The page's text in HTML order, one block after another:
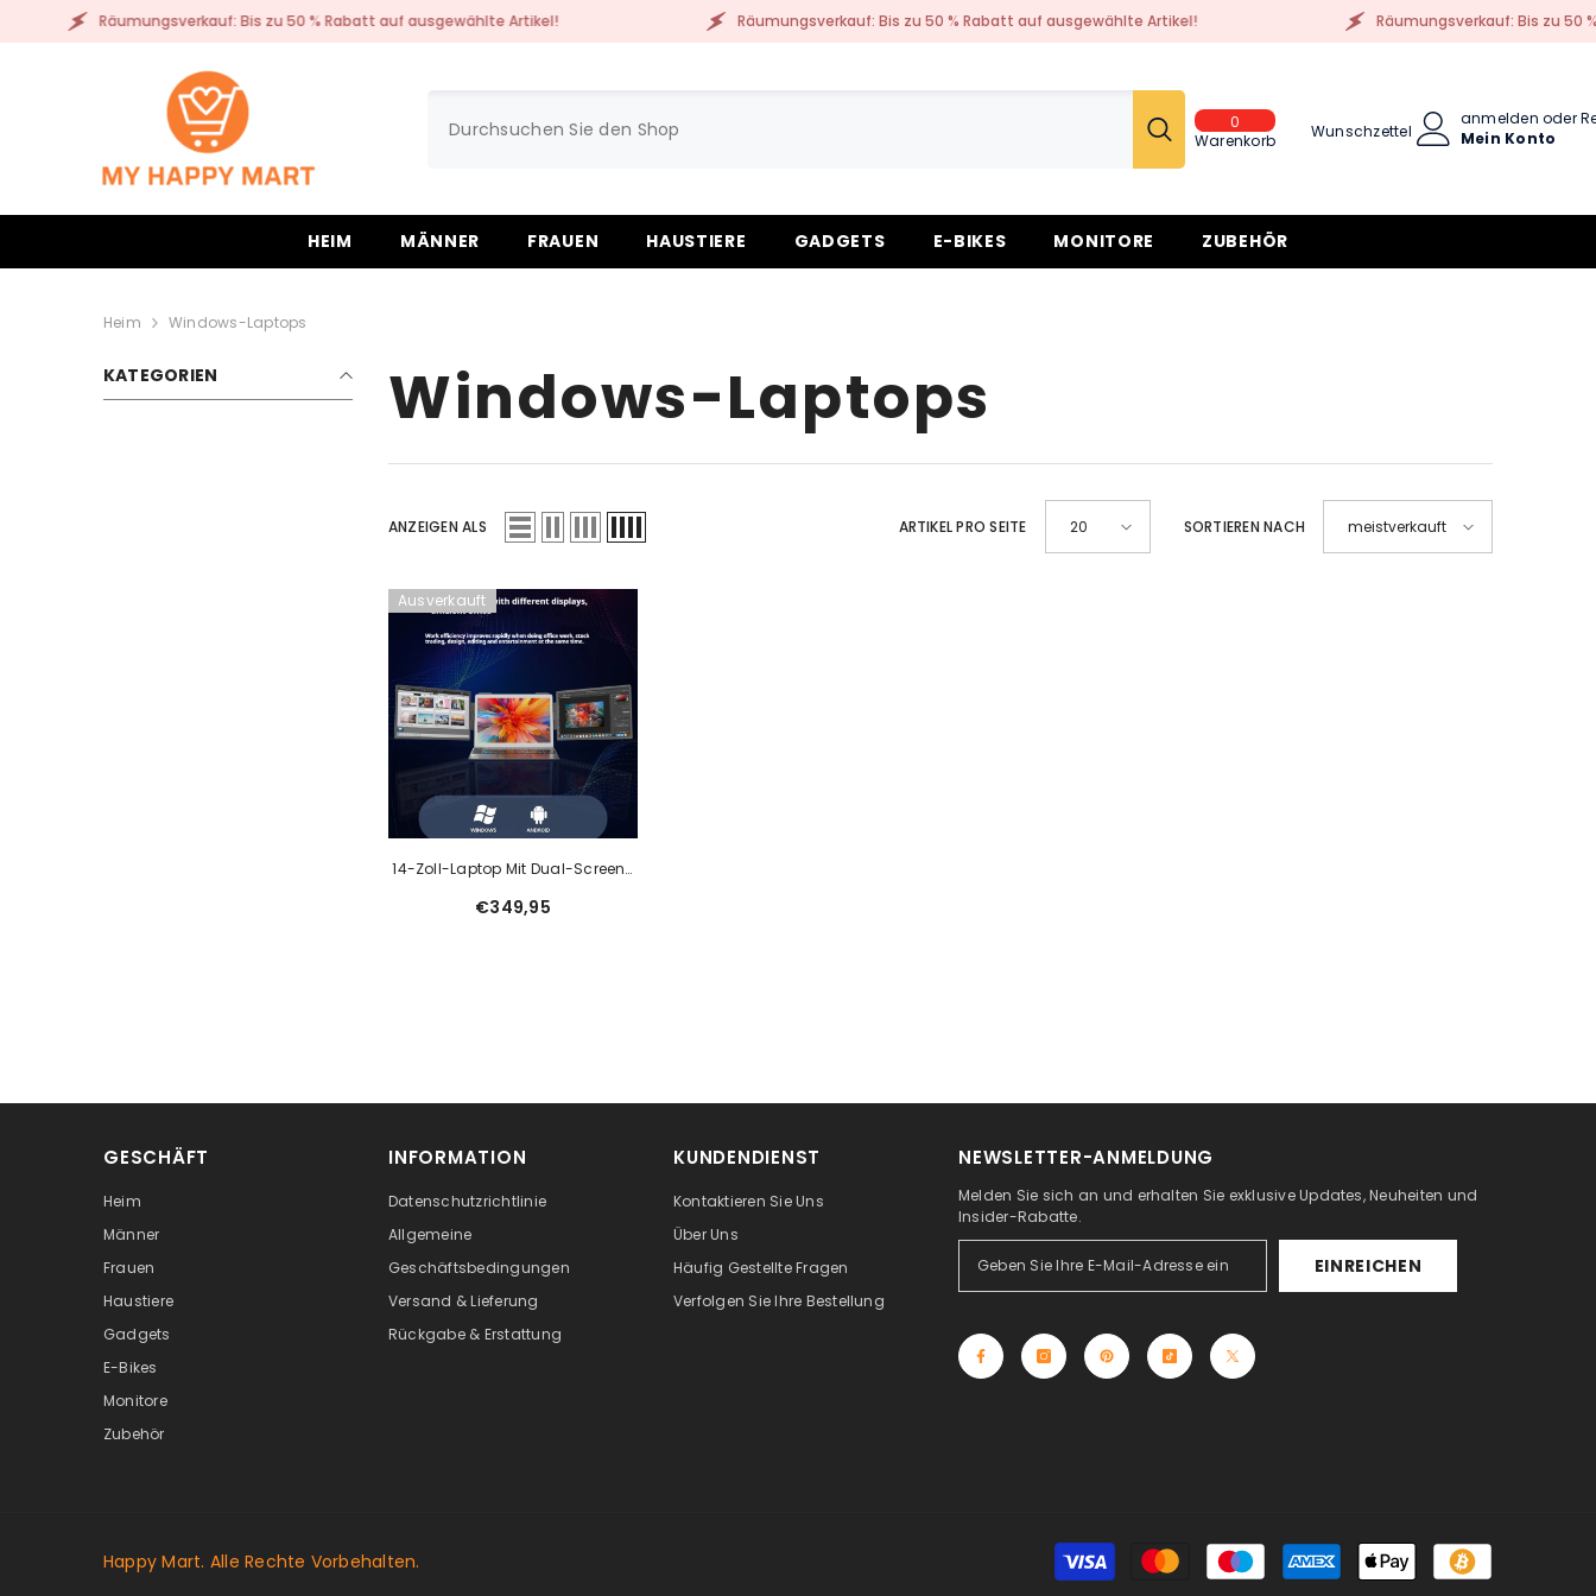
ZUM INHALT SPRINGEN
Räumungsverkauf: Bis zu 50 % Rabatt auf ausgewählte Artikel! Räumungsverkauf: Bis zu 50 % Rabatt auf ausgewählte Artikel! Räumungsverkauf: Bis zu 50 %
0
Artikel
Warenkorb Wunschzettel
anmelden oder
Mein Konto
HEIM MÄNNER FRAUEN HAUSTIERE GADGETS E-BIKES MONITORE ZUBEHÖR
Heim Windows-Laptops
KATEGORIEN Windows-Laptops
ANZEIGEN ALS ARTIKEL PRO SEITE 20 SORTIEREN NACH meistverkauft
Ausverkauft
14-Zoll-Laptop Mit Dual-Screen-
Externem Erweiterungsbildschirm
€349,95
GESCHÄFT
Heim
Männer
Frauen
Haustiere
Gadgets
E-Bikes
Monitore
Zubehör
INFORMATION
Datenschutzrichtlinie
Allgemeine
Geschäftsbedingungen
Versand & Lieferung
Rückgabe & Erstattung
KUNDENDIENST
Kontaktieren Sie Uns
Über Uns
Häufig Gestellte Fragen
Verfolgen Sie Ihre Bestellung
NEWSLETTER-ANMELDUNG
Melden Sie sich an und erhalten Sie exklusive Updates, Neuheiten und
Insider-Rabatte.
EINREICHEN
Happy Mart. Alle Rechte Vorbehalten.